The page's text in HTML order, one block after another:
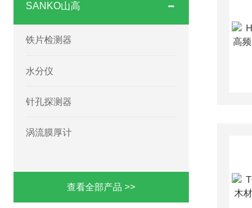
SANKO山高
铁片检测器
水分仪
针孔探测器
涡流膜厚计
查看全部产品 >>